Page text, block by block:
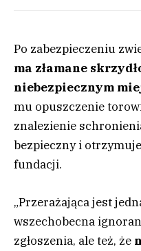
Po zabezpieczeniu
ma złamane
niebezpiecznym
mu opuszczenie
znalezienie
bezpieczny i
fundacji.
„Przerażająca jest
wszechobecna
zgłoszenia, ale też, że